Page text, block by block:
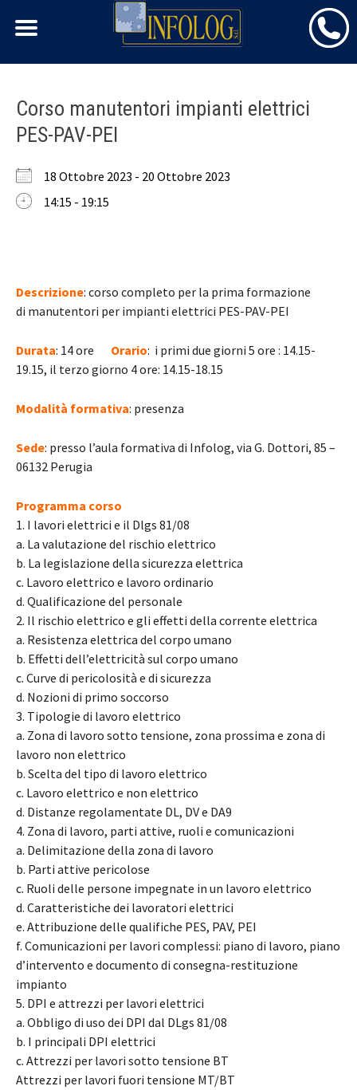
Skip
content
Corso manutentori impianti elettrici
PES-PAV-PEI
18 Ottobre 2023 - 20 Ottobre 2023
14:15 - 19:15
Descrizione: corso completo per la prima formazione
di manutentori per impianti elettrici PES-PAV-PEI
Durata: 14 ore Orario: i primi due giorni 5 ore : 14.15-
19.15, il terzo giorno 4 ore: 14.15-18.15
Modalità formativa: presenza
Sede: presso l’aula formativa di Infolog, via G. Dottori, 85 –
06132 Perugia
Programma corso
1. I lavori elettrici e il Dlgs 81/08
a. La valutazione del rischio elettrico
b. La legislazione della sicurezza elettrica
c. Lavoro elettrico e lavoro ordinario
d. Qualificazione del personale
2. Il rischio elettrico e gli effetti della corrente elettrica
a. Resistenza elettrica del corpo umano
b. Effetti dell’elettricità sul corpo umano
c. Curve di pericolosità e di sicurezza
d. Nozioni di primo soccorso
3. Tipologie di lavoro elettrico
a. Zona di lavoro sotto tensione, zona prossima e zona di
lavoro non elettrico
b. Scelta del tipo di lavoro elettrico
c. Lavoro elettrico e non elettrico
d. Distanze regolamentate DL, DV e DA9
4. Zona di lavoro, parti attive, ruoli e comunicazioni
a. Delimitazione della zona di lavoro
b. Parti attive pericolose
c. Ruoli delle persone impegnate in un lavoro elettrico
d. Caratteristiche dei lavoratori elettrici
e. Attribuzione delle qualifiche PES, PAV, PEI
f. Comunicazioni per lavori complessi: piano di lavoro, piano
d’intervento e documento di consegna-restituzione
impianto
5. DPI e attrezzi per lavori elettrici
a. Obbligo di uso dei DPI dal DLgs 81/08
b. I principali DPI elettrici
c. Attrezzi per lavori sotto tensione BT
Attrezzi per lavori fuori tensione MT/BT